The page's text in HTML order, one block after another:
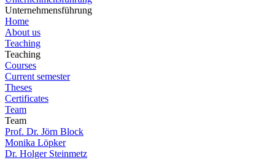
Unternehmensführung
Home
About us
Teaching
Teaching
Courses
Current semester
Theses
Certificates
Team
Team
Prof. Dr. Jörn Block
Monika Löpker
Dr. Holger Steinmetz